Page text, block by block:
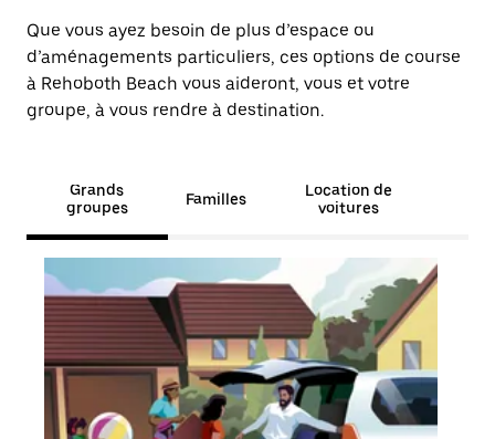
Que vous ayez besoin de plus d’espace ou
d’aménagements particuliers, ces options de course
à Rehoboth Beach vous aideront, vous et votre
groupe, à vous rendre à destination.
Grands
groupes
Familles
Location de
voitures